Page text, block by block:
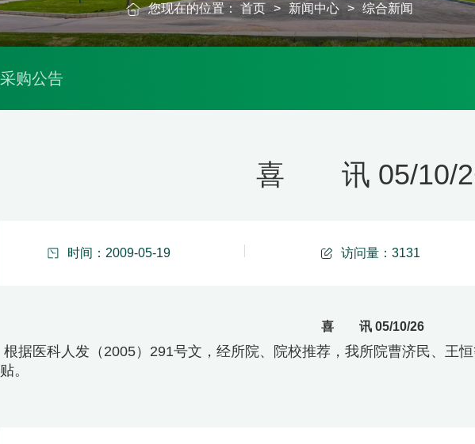
您现在的位置： 首页 > 新闻中心 > 综合新闻
采购公告
喜 讯 05/10/
时间：2009-05-19 访问量： 3131
喜 讯 05/10/26
根据医科人发（2005）291号文，经所院、院校推荐，我所院曹济民、王
贴。